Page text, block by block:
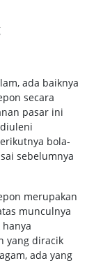
ada baiknya
secara
pasar ini
bola-
sebelumnya
merupakan
munculnya
yang diracik
ada yang